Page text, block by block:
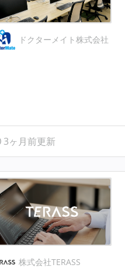
ドクターメイト株式会社
3ヶ月前更新
株式会社TERASS